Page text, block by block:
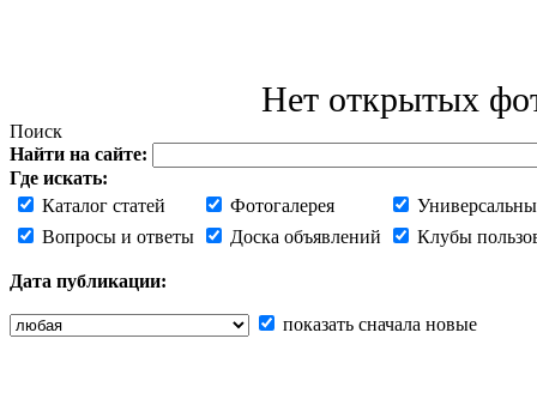
Нет открытых
Поиск
Найти на сайте:
Где искать:
Каталог статей
Фотогалерея
Вопросы и ответы
Доска объявлений Клубы
Дата публикации:
показать сначала новые